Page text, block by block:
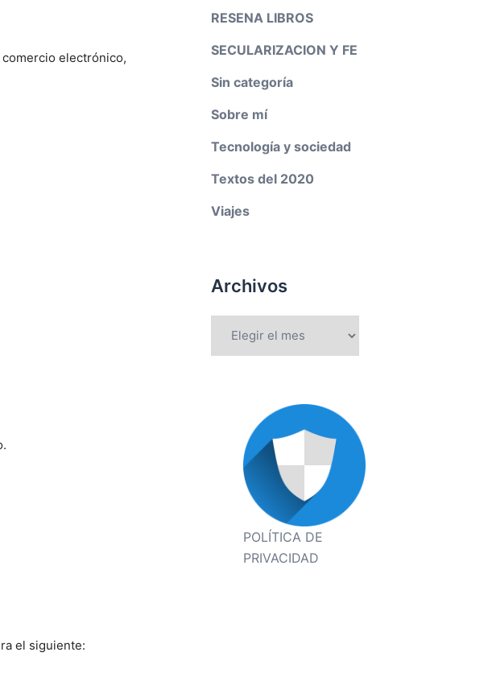
electrónico,
el siguiente:
RESENA LIBROS
SECULARIZACION Y FE
Sin categoría
Sobre mí
Tecnología y sociedad
Textos del 2020
Viajes
Archivos
POLÍTICA DE
PRIVACIDAD